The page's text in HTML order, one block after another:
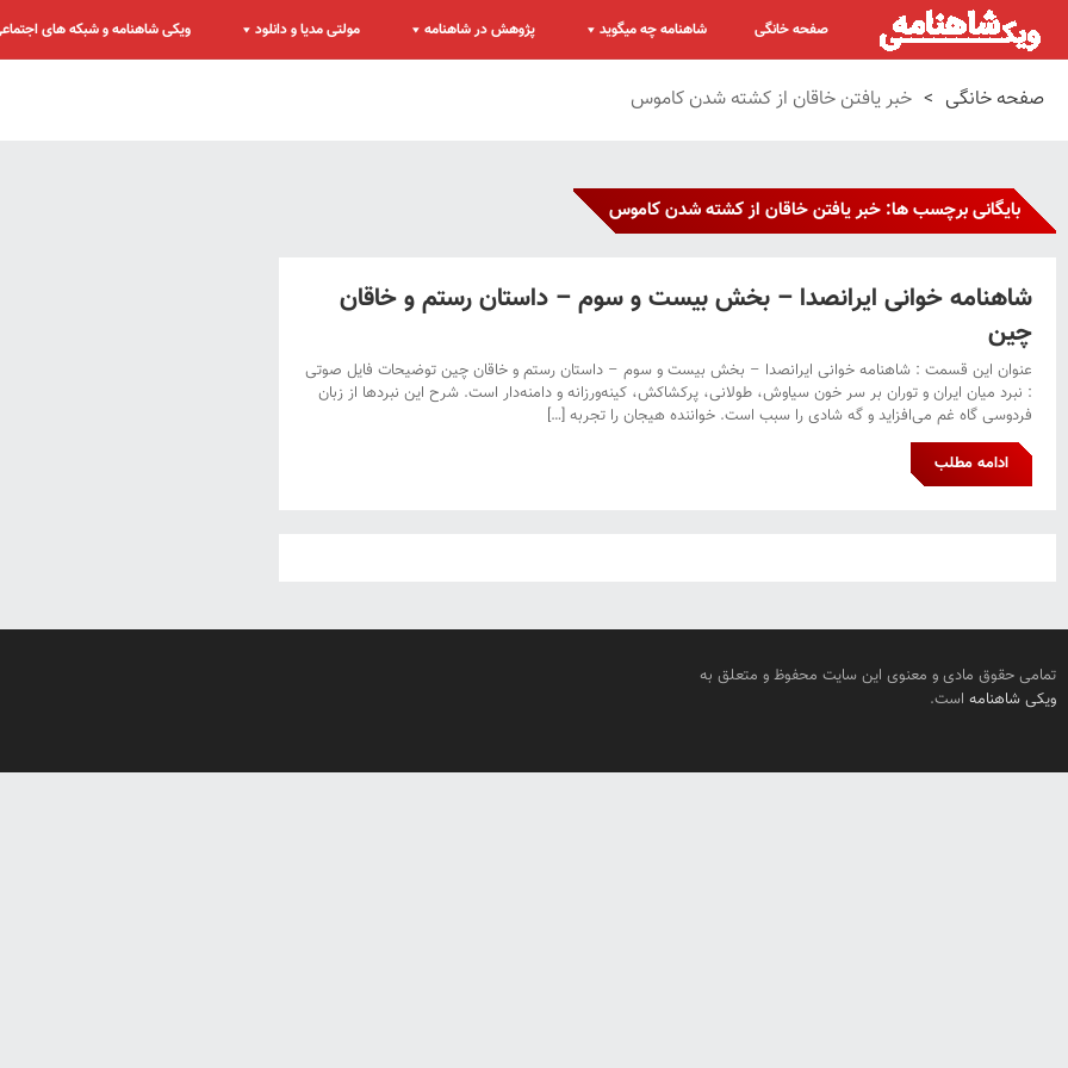
صفحه خانگی شاهنامه چه میگوید پژوهش در شاهنامه مولتی مدیا و دانلود ویکی شاهنامه و شبکه های
صفحه خانگی > خبر یافتن خاقان از کشته شدن کاموس
بایگانی برچسب ها: خبر یافتن خاقان از کشته شدن کاموس
شاهنامه خوانی ایرانصدا – بخش بیست و سوم – داستان رستم و خاقان
چین
عنوان این قسمت : شاهنامه خوانی ایرانصدا – بخش بیست و سوم – داستان رستم و خاقان چین توضیحات فایل صوتی
: نبرد میان ایران و توران بر سر خون سیاوش، طولانی، پرکشاکش، کینه‌ورزانه و دامنه‌دار است. شرح این نبردها از زبان
فردوسی گاه غم می‌افزاید و گه شادی را سبب است. خواننده هیجان را تجربه […]
ادامه مطلب
تمامی حقوق مادی و معنوی این سایت محفوظ و متعلق به
ویکی شاهنامه است.